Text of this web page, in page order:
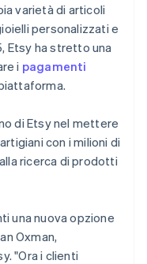
l'infrastruttura
varietà di articoli
personalizzati e
Etsy ha stretto una
i pagamenti
di Etsy nel mettere
con i milioni di
ricerca di prodotti
una nuova opzione
Oxman,
"Ora i clienti